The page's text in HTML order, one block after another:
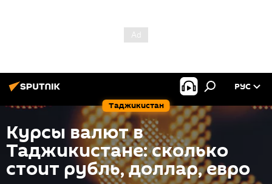
Таджикистан
РУС
Курсы валют в
Таджикистане: сколько
стоит рубль, доллар, евро